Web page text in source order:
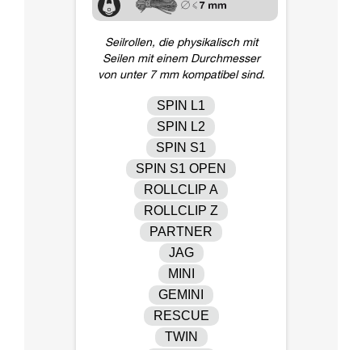
Seilrollen, die physikalisch mit
Seilen mit einem Durchmesser
von unter 7 mm kompatibel sind.
SPIN L1
SPIN L2
SPIN S1
SPIN S1 OPEN
ROLLCLIP A
ROLLCLIP Z
PARTNER
JAG
MINI
GEMINI
RESCUE
TWIN